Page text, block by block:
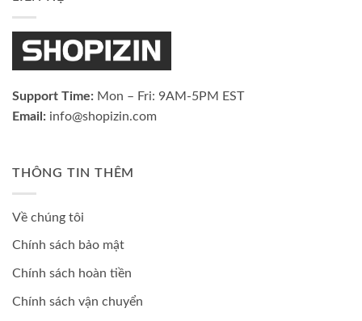
Support Time: Mon – Fri: 9AM-5PM EST
Email: info@shopizin.com
THÔNG TIN THÊM
Về chúng tôi
Chính sách bảo mật
Chính sách hoàn tiền
Chính sách vận chuyển